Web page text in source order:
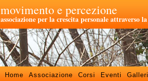
movimento e percezione
associazione per la crescita personale attraverso
Home Associazione Corsi Eventi